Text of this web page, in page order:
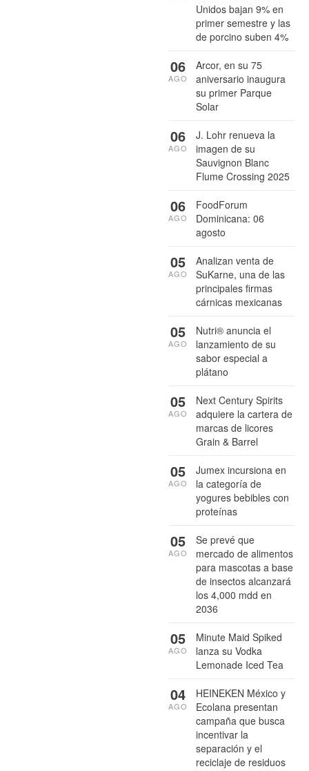
Unidos bajan 9% en
primer semestre y las
de porcino suben 4%
Arcor, en su 75
aniversario inaugura
su primer Parque
Solar
06
AGO
J. Lohr renueva la
imagen de su
Sauvignon Blanc
Flume Crossing 2025
06
AGO
FoodForum
Dominicana: 06
agosto
06
AGO
Analizan venta de
SuKarne, una de las
principales firmas
cárnicas mexicanas
05
AGO
Nutri® anuncia el
lanzamiento de su
sabor especial a
plátano
05
AGO
Next Century Spirits
adquiere la cartera de
marcas de licores
Grain & Barrel
05
AGO
Jumex incursiona en
la categoría de
yogures bebibles con
proteínas
05
AGO
Se prevé que
mercado de alimentos
para mascotas a base
de insectos alcanzará
los 4,000 mdd en
2036
05
AGO
Minute Maid Spiked
lanza su Vodka
Lemonade Iced Tea
05
AGO
HEINEKEN México y
Ecolana presentan
campaña que busca
incentivar la
separación y el
reciclaje de residuos
04
AGO